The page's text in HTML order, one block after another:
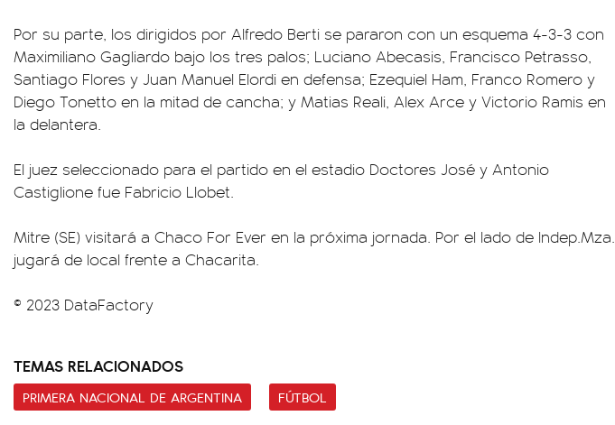
Por su parte, los dirigidos por Alfredo Berti se pararon con un esquema 4-3-3 con
Maximiliano Gagliardo bajo los tres palos; Luciano Abecasis, Francisco Petrasso,
Santiago Flores y Juan Manuel Elordi en defensa; Ezequiel Ham, Franco Romero y
Diego Tonetto en la mitad de cancha; y Matias Reali, Alex Arce y Victorio Ramis en
la delantera.
El juez seleccionado para el partido en el estadio Doctores José y Antonio
Castiglione fue Fabricio Llobet.
Mitre (SE) visitará a Chaco For Ever en la próxima jornada. Por el lado de Indep.Mza.
jugará de local frente a Chacarita.
© 2023 DataFactory
TEMAS RELACIONADOS
PRIMERA NACIONAL DE ARGENTINA FÚTBOL